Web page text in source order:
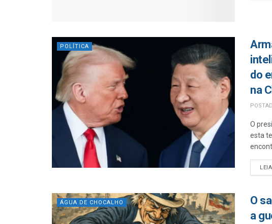
POLÍTICA
do
na
O
esta
ÁGUA DE CHOCALHO
O
a